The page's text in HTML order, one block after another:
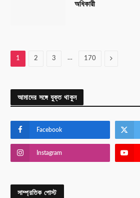
অধিকারী
1 2 3 … 170 Next
আমাদের সঙ্গে যুক্ত থাকুন
Facebook
Instagram
সাম্প্রতিক পোস্ট